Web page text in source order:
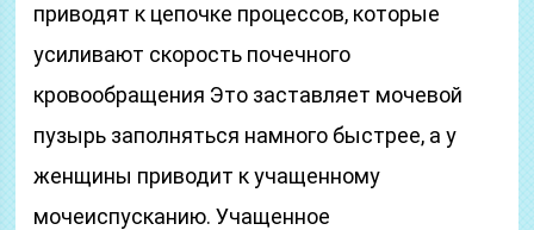
приводят к цепочке процессов, которые
усиливают скорость почечного
кровообращения Это заставляет мочевой
пузырь заполняться намного быстрее, а у
женщины приводит к учащенному
мочеиспусканию. Учащенное